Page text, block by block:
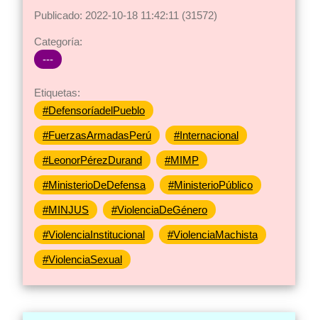
Publicado: 2022-10-18 11:42:11 (31572)
Categoría:
---
Etiquetas:
#DefensoríadelPueblo
#FuerzasArmadasPerú #Internacional
#LeonorPérezDurand #MIMP
#MinisterioDeDefensa #MinisterioPúblico
#MINJUS #ViolenciaDeGénero
#ViolenciaInstitucional #ViolenciaMachista
#ViolenciaSexual